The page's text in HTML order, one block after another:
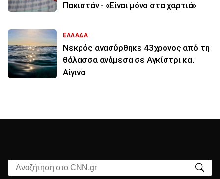
Πακιστάν - «Είναι μόνο στα χαρτιά»
ΕΛΛΑΔΑ
Νεκρός ανασύρθηκε 43χρονος από τη
θάλασσα ανάμεσα σε Αγκίστρι και
Αίγινα
Αναζήτηση στο CNN.gr